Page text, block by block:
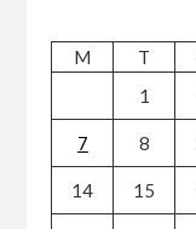
M T
1
7 8
14 15